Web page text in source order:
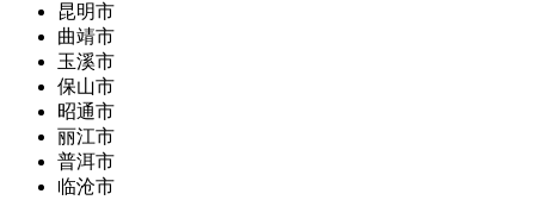
昆明市
曲靖市
玉溪市
保山市
昭通市
丽江市
普洱市
临沧市